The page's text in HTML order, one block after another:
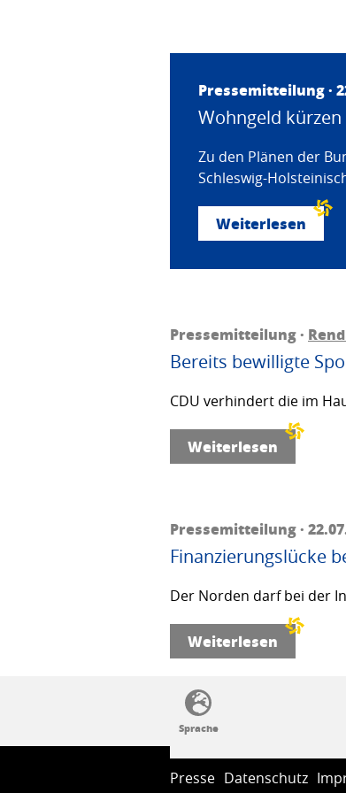
Pressemitteilung ·
Wohngeld
Zu den Plänen der
Schleswig-
Weiterlesen
Pressemitteilung ·
Bereits bewilligte
CDU verhindert die im
Weiterlesen
Pressemitteilung ·
Finanzierungslücke
Der Norden darf bei der
Weiterlesen
SSW-Politik von A bis Z
Presse Datenschutz